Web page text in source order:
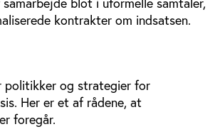
kontrakter om indsatsen.
politikker og strategier for
Her er et af rådene, at
foregår.